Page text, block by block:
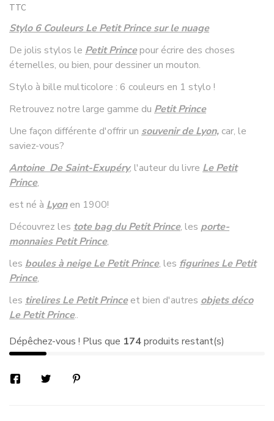
TTC
Stylo 6 Couleurs Le Petit Prince sur le nuage
De jolis stylos le Petit Princepour écrire des choses
éternelles, ou bien, pour dessiner un mouton.
Stylo à bille multicolore : 6 couleurs en 1 stylo !
Retrouvez notre large gamme du Petit Prince
Une façon différente d'offrir un souvenir de Lyon, car, le
saviez-vous?
Antoine De Saint-Exupéry, l'auteur du livre Le Petit
Prince,
est né à Lyon en 1900!
Découvrez les tote bag du Petit Prince, les porte-
monnaies Petit Prince,
les boules à neige Le Petit Prince, les figurines Le Petit
Prince,
les tirelires Le Petit Princeet bien d'autres objets déco
Le Petit Prince..
Dépêchez-vous ! Plus que 174produits restant(s)